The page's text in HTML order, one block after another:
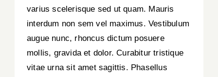
varius scelerisque sed ut quam. Mauris
interdum non sem vel maximus. Vestibulum
augue nunc, rhoncus dictum posuere
mollis, gravida et dolor. Curabitur tristique
vitae urna sit amet sagittis. Phasellus